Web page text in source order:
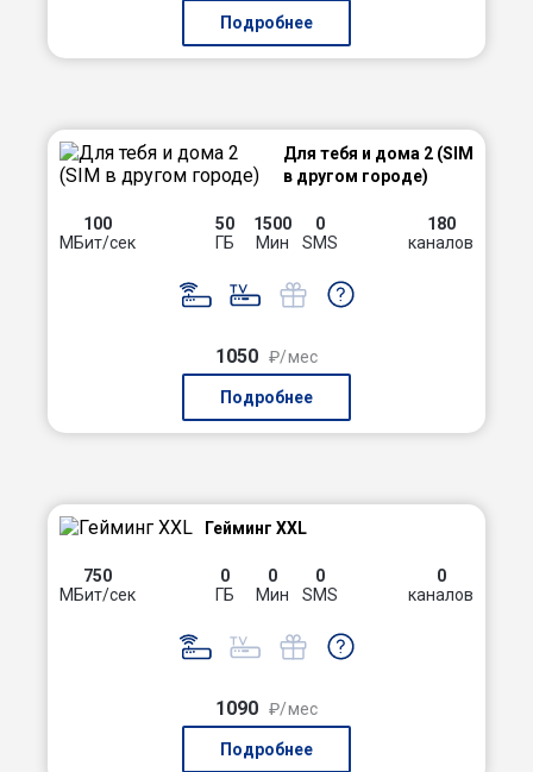
Подробнее
Для тебя и дома 2 (SIM
в другом городе)
100
МБит/сек
50
ГБ
1500
Мин
0
SMS
180
каналов
1050 ₽/мес
Подробнее
Гейминг XXL
750
МБит/сек
0
ГБ
0
Мин
0
SMS
0
каналов
1090 ₽/мес
Подробнее